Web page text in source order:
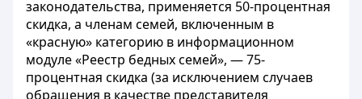
законодательства, применяется 50-процентная
скидка, а членам семей, включенным в
«красную» категорию в информационном
модуле «Реестр бедных семей», — 75-
процентная скидка (за исключением случаев
обращения в качестве представителя